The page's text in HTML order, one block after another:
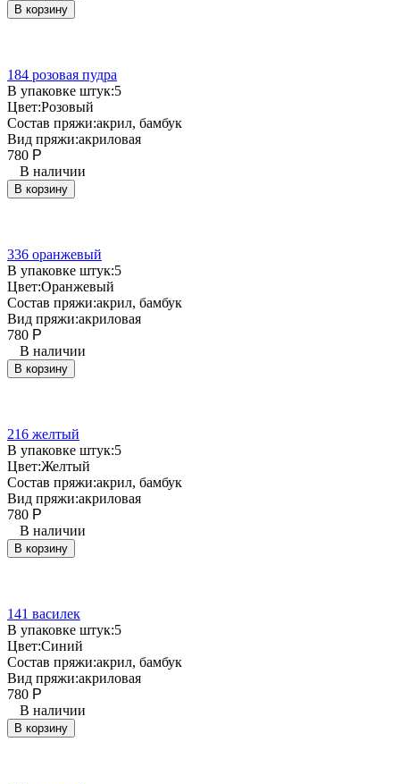
В корзину
184 розовая пудра
В упаковке штук:5
Цвет:Розовый
Состав пряжи:акрил, бамбук
Вид пряжи:акриловая
780 Р
В наличии
В корзину
336 оранжевый
В упаковке штук:5
Цвет:Оранжевый
Состав пряжи:акрил, бамбук
Вид пряжи:акриловая
780 Р
В наличии
В корзину
216 желтый
В упаковке штук:5
Цвет:Желтый
Состав пряжи:акрил, бамбук
Вид пряжи:акриловая
780 Р
В наличии
В корзину
141 василек
В упаковке штук:5
Цвет:Синий
Состав пряжи:акрил, бамбук
Вид пряжи:акриловая
780 Р
В наличии
В корзину